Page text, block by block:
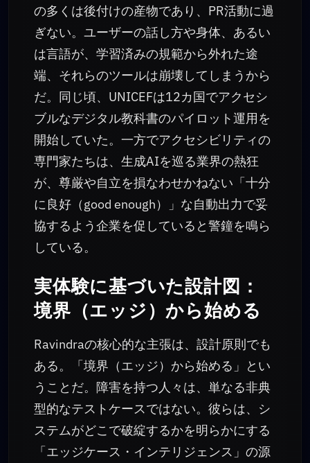
の多くは後付けの産物であり、PR活動に過
ぎない。ユーザーの話し方や身体、あるい
は言語が、学習済みの規範から外れた途
端、それらのツールは崩壊してしまうから
だ。同じ頃、UNICEFは12カ国でアクセシ
ブルなデジタル教科書のパイロット運用を
開始していた。一方でアクセシビリティの
専門家たちは、生成AIを巡る業界の熱狂
が、尊厳や自立を損なわせかねない「十分
に良好（good enough）」な自動出力で妥
協するよう企業を促していると警鐘を鳴ら
している。
実体験に基づいた設計図：
境界（エッジ）から始める
Ravindraの核心的な主張は、設計原則でも
ある。「境界（エッジ）から始める」とい
うことだ。障害を持つ人々は、単なる非典
型的なテストケースではない。彼らは、シ
ステムがどこで破綻するかを明らかにする
「エッジケース・インテリジェンス」の源